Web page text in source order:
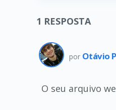
1 RESPOSTA
por Otávio
O seu arquivo